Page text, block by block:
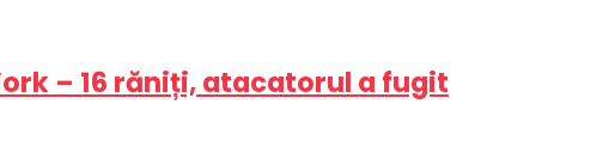
– 16 răniți, atacatorul a fugit